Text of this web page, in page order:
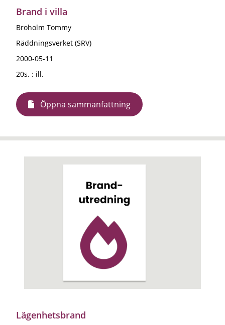
Brand i villa
Broholm Tommy
Räddningsverket (SRV)
2000-05-11
20s. : ill.
Öppna sammanfattning
Lägenhetsbrand